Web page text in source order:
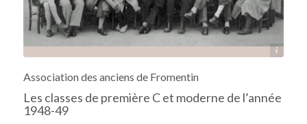
Association des anciens de Fromentin
Les classes de première C et moderne de l’année
1948-49